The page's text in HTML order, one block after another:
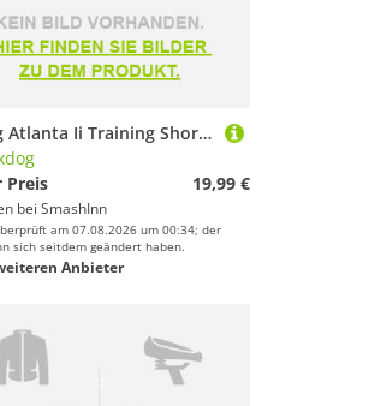
Oxdog Atlanta Ii Training Short Sleeve T-shirt Orange 164 cm Kinder
Preis
19,99 €
bei SmashInn
am 07.08.2026 um 00:34; der
sich seitdem geändert haben.
Anbieter